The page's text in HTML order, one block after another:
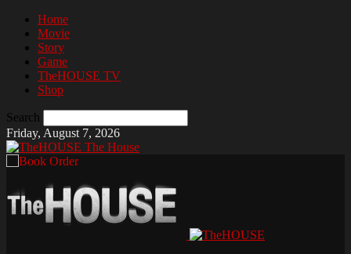
Home
Movie
Story
Game
TheHOUSE TV
Shop
Search
Friday, August 7, 2026
The House